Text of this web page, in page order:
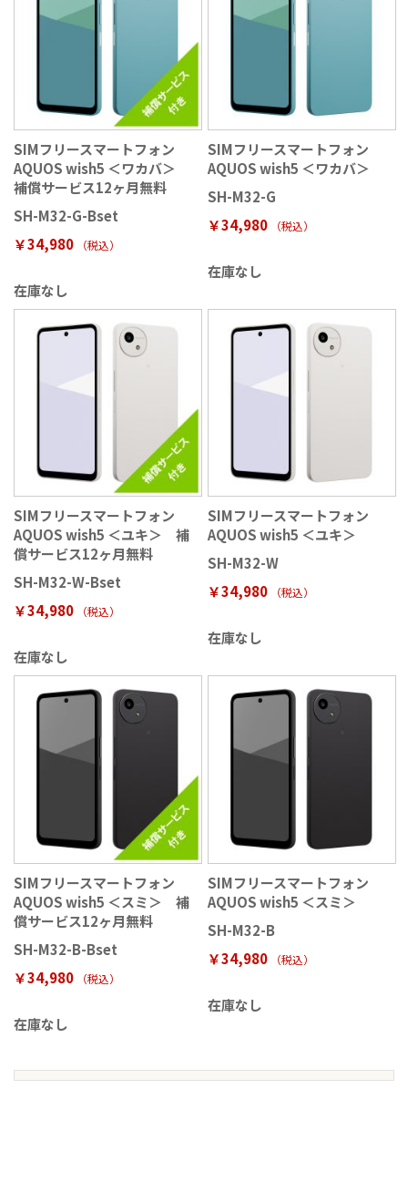
SIMフリースマートフォン
AQUOS wish5 ＜ワカバ＞
補償サービス12ヶ月無料
SH-M32-G-Bset
￥34,980
（税込）
在庫なし
SIMフリースマートフォン
AQUOS wish5 ＜ワカバ＞
SH-M32-G
￥34,980
（税込）
在庫なし
SIMフリースマートフォン
AQUOS wish5 ＜ユキ＞ 補
償サービス12ヶ月無料
SH-M32-W-Bset
￥34,980
（税込）
在庫なし
SIMフリースマートフォン
AQUOS wish5 ＜ユキ＞
SH-M32-W
￥34,980
（税込）
在庫なし
SIMフリースマートフォン
AQUOS wish5 ＜スミ＞ 補
償サービス12ヶ月無料
SH-M32-B-Bset
￥34,980
（税込）
在庫なし
SIMフリースマートフォン
AQUOS wish5 ＜スミ＞
SH-M32-B
￥34,980
（税込）
在庫なし